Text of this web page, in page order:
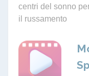
centri del sonno
il russamento